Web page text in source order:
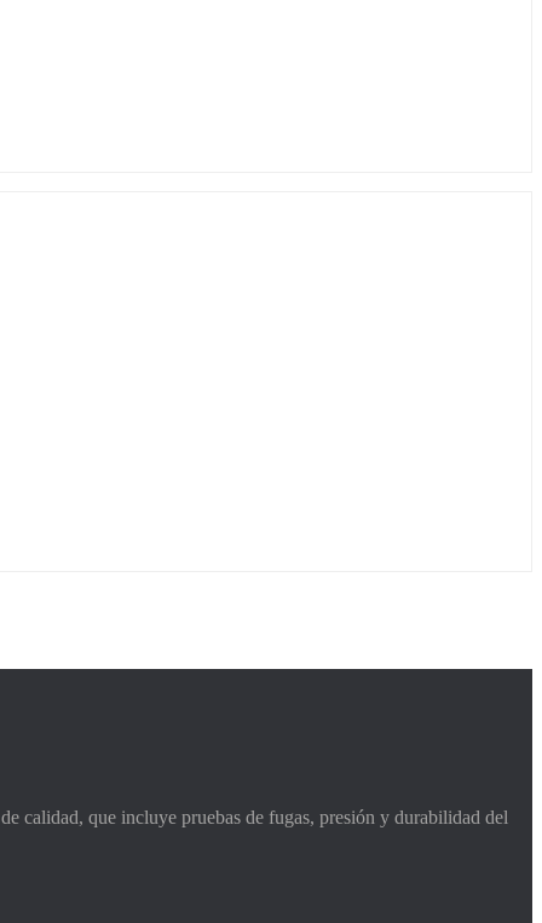
calidad, que incluye pruebas de fugas, presión y durabilidad del